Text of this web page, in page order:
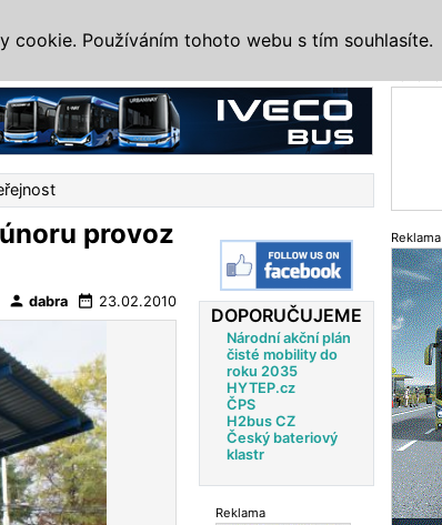
provoz
person dabra date_range 23.02.2010
DOPORUČUJEME
Národní akční plán
čisté mobility do
roku 2035
HYTEP.cz
ČPS
H2bus CZ
Český bateriový
klastr
Reklama
Reklama
cookie. Používáním tohoto webu s tím souhlasíte.